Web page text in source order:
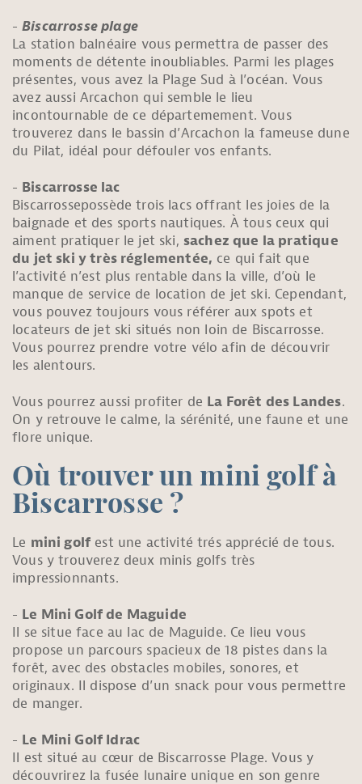
Biscarrosse plage
La station balnéaire vous permettra de passer des
moments de détente inoubliables. Parmi les plages
présentes, vous avez la Plage Sud à l’océan. Vous
avez aussi Arcachon qui semble le lieu
incontournable de ce départemement. Vous
trouverez dans le bassin d’Arcachon la fameuse dune
du Pilat, idéal pour défouler vos enfants.
Biscarrosse lac
Biscarrossepossède trois lacs offrant les joies de la
baignade et des sports nautiques. À tous ceux qui
aiment pratiquer le jet ski, sachez que la pratique
du jet ski y très réglementée, ce qui fait que
l’activité n’est plus rentable dans la ville, d’où le
manque de service de location de jet ski. Cependant,
vous pouvez toujours vous référer aux spots et
locateurs de jet ski situés non loin de Biscarrosse.
Vous pourrez prendre votre vélo afin de découvrir
les alentours.
Vous pourrez aussi profiter de La Forêt des Landes.
On y retrouve le calme, la sérénité, une faune et une
flore unique.
Où trouver un mini golf à
Biscarrosse ?
Le mini golf est une activité trés apprécié de tous.
Vous y trouverez deux minis golfs très
impressionnants.
Le Mini Golf de Maguide
Il se situe face au lac de Maguide. Ce lieu vous
propose un parcours spacieux de 18 pistes dans la
forêt, avec des obstacles mobiles, sonores, et
originaux. Il dispose d’un snack pour vous permettre
de manger.
Le Mini Golf Idrac
Il est situé au cœur de Biscarrosse Plage. Vous y
découvrirez la fusée lunaire unique en son genre